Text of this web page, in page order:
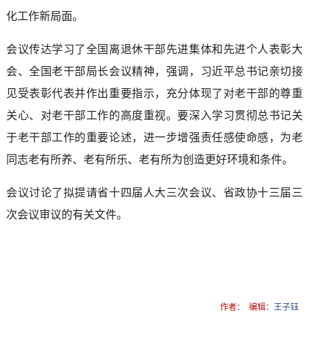
化工作新局面。
会议传达学习了全国离退休干部先进集体和先进个人表彰大
会、全国老干部局长会议精神，强调，习近平总书记亲切接
见受表彰代表并作出重要指示，充分体现了对老干部的尊重
关心、对老干部工作的高度重视。要深入学习贯彻总书记关
于老干部工作的重要论述，进一步增强责任感使命感，为老
同志老有所养、老有所乐、老有所为创造更好环境和条件。
会议讨论了拟提请省十四届人大三次会议、省政协十三届三
次会议审议的有关文件。
作者： 编辑： 王子钰